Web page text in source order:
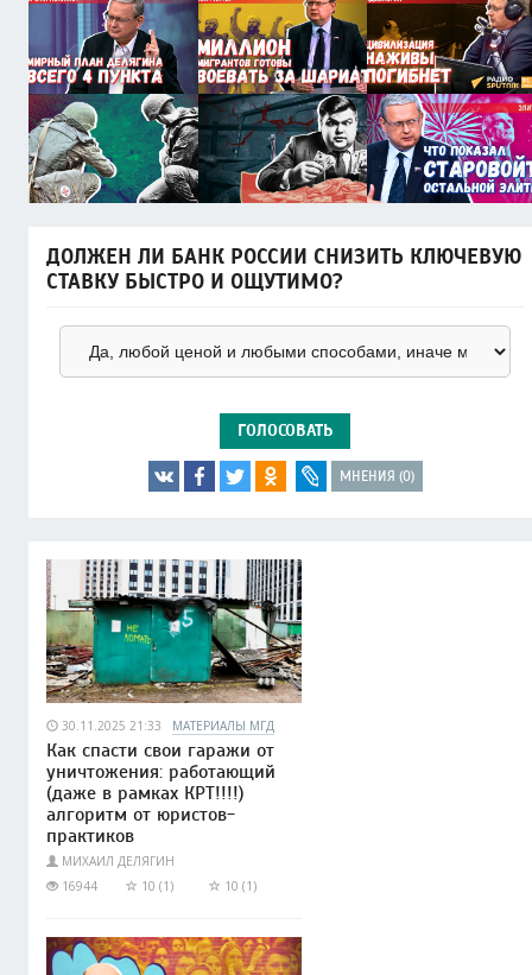
ДОЛЖЕН ЛИ БАНК РОССИИ СНИЗИТЬ КЛЮЧЕВУЮ
СТАВКУ БЫСТРО И ОЩУТИМО?
ГОЛОСОВАТЬ
МНЕНИЯ (0)
30.11.2025 21:33 МАТЕРИАЛЫ МГД
Как спасти свои гаражи от
уничтожения: работающий
(даже в рамках КРТ!!!!)
алгоритм от юристов-
практиков
МИХАИЛ ДЕЛЯГИН
16944
10 (1) 10 (1)